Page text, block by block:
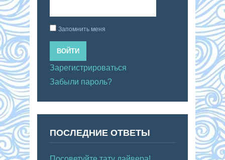
Запомнить меня
ВОЙТИ
Зарегистрироваться
Забыли пароль?
ПОСЛЕДНИЕ ОТВЕТЫ